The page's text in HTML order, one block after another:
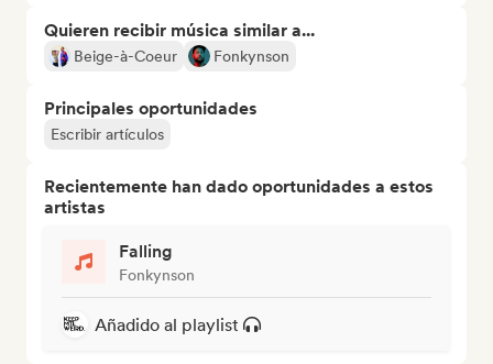
Quieren recibir música similar a...
Beige-à-Coeur Fonkynson
Principales oportunidades
Escribir artículos
Recientemente han dado oportunidades a estos
artistas
Falling
Fonkynson
Añadido al playlist